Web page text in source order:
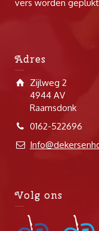
vers worden
Adres
Zijlweg 2
4944 AV
Raamsdonk
0162-522696
Volg ons